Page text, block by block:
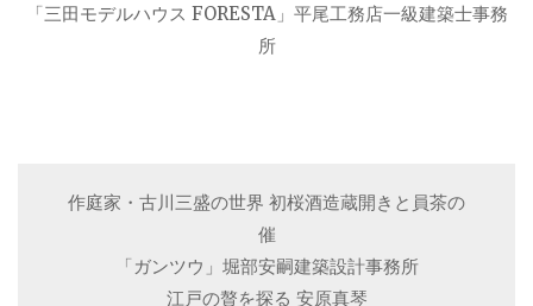
「三田モデルハウス FORESTA」平尾工務店一級建築士事務
所
作庭家・古川三盛の世界 初桜酒造蔵開きと員茶の
催
「ガンツウ」堀部安嗣建築設計事務所
江戸の贅を探る 安原真琴